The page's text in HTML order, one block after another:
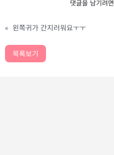
댓글을 남기려면
« 왼쪽귀가 간지러워요ㅜㅜ
목록보기